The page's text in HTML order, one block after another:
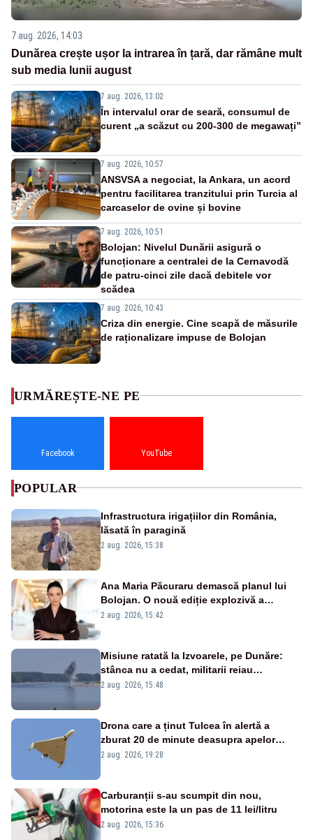
7 aug. 2026, 14:03
Dunărea crește ușor la intrarea în țară, dar rămâne mult
sub media lunii august
7 aug. 2026, 13:02
În intervalul orar de seară, consumul de
curent „a scăzut cu 200-300 de megawați”
7 aug. 2026, 10:57
ANSVSA a negociat, la Ankara, un acord
pentru facilitarea tranzitului prin Turcia al
carcaselor de ovine și bovine
7 aug. 2026, 10:51
Bolojan: Nivelul Dunării asigură o
funcționare a centralei de la Cernavodă
de patru-cinci zile dacă debitele vor
scădea
7 aug. 2026, 10:43
Criza din energie. Cine scapă de măsurile
de raționalizare impuse de Bolojan
URMĂREȘTE-NE PE
Facebook YouTube
POPULAR
Infrastructura irigațiilor din România,
lăsată în paragină
2 aug. 2026, 15:38
Ana Maria Păcuraru demască planul lui
Bolojan. O nouă ediție explozivă a
emisiunii „Miza Zilei” la Realitatea PLUS
2 aug. 2026, 15:42
Misiune ratată la Izvoarele, pe Dunăre:
stânca nu a cedat, militarii reiau
detonările luni – VIDEO
2 aug. 2026, 15:48
Drona care a ținut Tulcea în alertă a
zburat 20 de minute deasupra apelor
României. Au fost ridicate două F-16
2 aug. 2026, 19:28
Carburanții s-au scumpit din nou,
motorina este la un pas de 11 lei/litru
2 aug. 2026, 15:36